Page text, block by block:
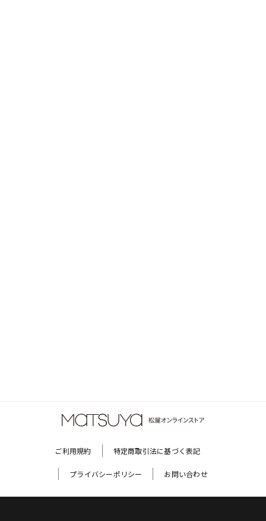
ご利用規約 特定商取引法に基づく表記
プライバシーポリシー お問い合わせ